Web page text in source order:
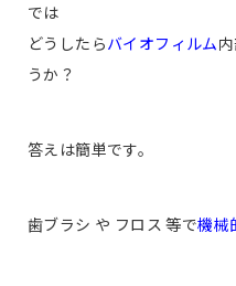
では
どうしたらバイオフィルム
うか？
答えは簡単です。
歯ブラシ や フロス 等で機械